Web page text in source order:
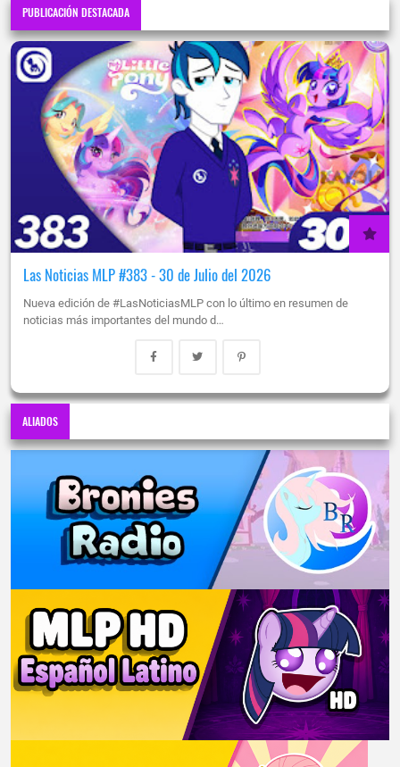
PUBLICACIÓN DESTACADA
Las Noticias MLP #383 - 30 de Julio del 2026
Nueva edición de #LasNoticiasMLP con lo último en resumen de
noticias más importantes del mundo d…
ALIADOS